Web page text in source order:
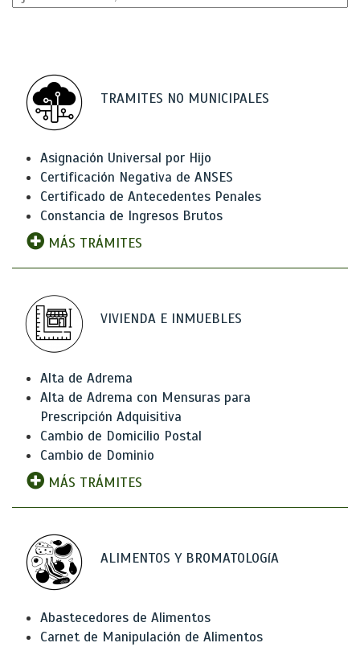
TRAMITES NO MUNICIPALES
Asignación Universal por Hijo
Certificación Negativa de ANSES
Certificado de Antecedentes Penales
Constancia de Ingresos Brutos
MÁS TRÁMITES
VIVIENDA E INMUEBLES
Alta de Adrema
Alta de Adrema con Mensuras para
Prescripción Adquisitiva
Cambio de Domicilio Postal
Cambio de Dominio
MÁS TRÁMITES
ALIMENTOS Y BROMATOLOGíA
Abastecedores de Alimentos
Carnet de Manipulación de Alimentos